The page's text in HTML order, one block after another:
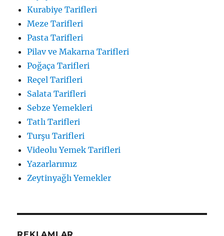
Kurabiye Tarifleri
Meze Tarifleri
Pasta Tarifleri
Pilav ve Makarna Tarifleri
Poğaça Tarifleri
Reçel Tarifleri
Salata Tarifleri
Sebze Yemekleri
Tatlı Tarifleri
Turşu Tarifleri
Videolu Yemek Tarifleri
Yazarlarımız
Zeytinyağlı Yemekler